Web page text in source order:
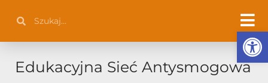
treści
Edukacyjna Sieć Antysmogowa